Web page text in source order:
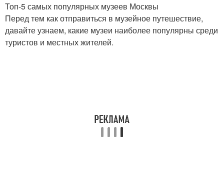
Топ-5 самых популярных музеев Москвы
Перед тем как отправиться в музейное путешествие,
давайте узнаем, какие музеи наиболее популярны среди
туристов и местных жителей.